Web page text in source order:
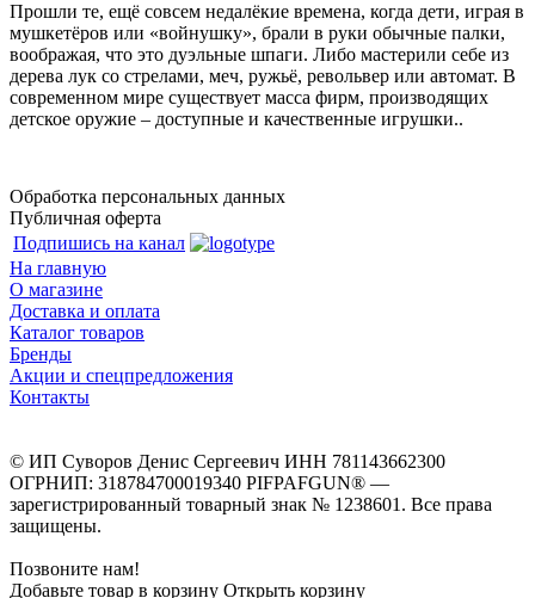
Прошли те, ещё совсем недалёкие времена, когда дети, играя в
мушкетёров или «войнушку», брали в руки обычные палки,
воображая, что это дуэльные шпаги. Либо мастерили себе из
дерева лук со стрелами, меч, ружьё, револьвер или автомат. В
современном мире существует масса фирм, производящих
детское оружие – доступные и качественные игрушки..
Обработка персональных данных
Публичная оферта
Подпишись на канал
На главную
О магазине
Доставка и оплата
Каталог товаров
Бренды
Акции и спецпредложения
Контакты
© ИП Суворов Денис Сергеевич ИНН 781143662300
ОГРНИП: 318784700019340 PIFPAFGUN® —
зарегистрированный товарный знак № 1238601. Все права
защищены.
Позвоните нам!
Добавьте товар в корзину Открыть корзину